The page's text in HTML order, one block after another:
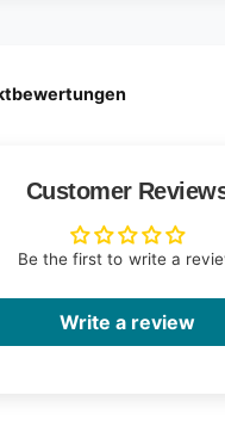
Customer
Be the first to write a
Write a review